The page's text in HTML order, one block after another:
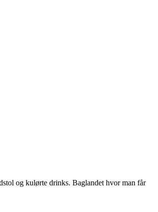
og kulørte drinks. Baglandet hvor man får